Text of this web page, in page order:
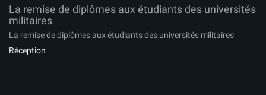
La remise de diplômes aux étudiants des universités
militaires
La remise de diplômes aux étudiants des universités militaires
Réception